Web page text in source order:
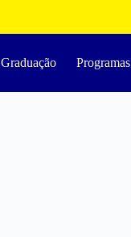
Graduação Programas